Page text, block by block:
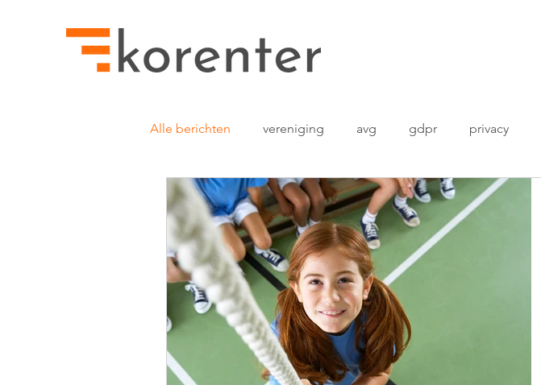
Alle berichten vereniging avg gdpr privacy
betaalbare software ledenadministratie excel